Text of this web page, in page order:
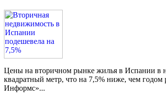
Цены на вторичном рынке жилья в Испании в
квадратный метр, что на 7,5% ниже, чем
Информс»...